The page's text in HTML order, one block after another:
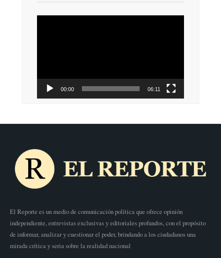
00:00 06:11
El Reporte es un medio de comunicación política que ofrece opinión
independiente, entrevistas exclusivas y editoriales profundos, con el propósito
de informar, analizar y cuestionar el poder, brindando a los ciudadanos una
mirada crítica y seria sobre la realidad nacional